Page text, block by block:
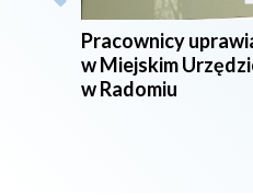
Pracownicy
w Miejskim
w Radomiu